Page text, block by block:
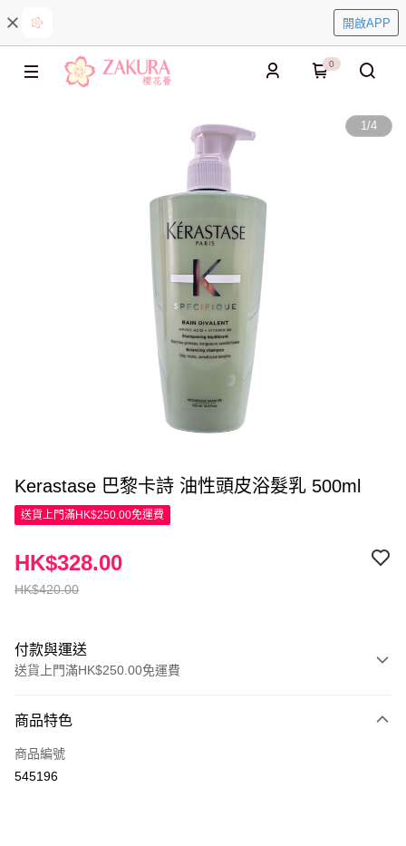
開啟APP
0
1/4
Kerastase 巴黎卡詩 油性頭皮浴髮乳 500ml
送貨上門滿HK$250.00免運費
HK$420.00
HK$328.00
付款與運送
送貨上門滿HK$250.00免運費
信用卡
Apple Pay
商品特色
商品編號
545196